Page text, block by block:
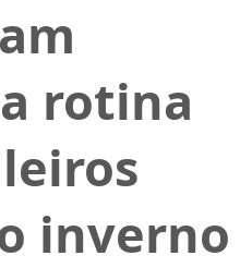
rotina
inverno